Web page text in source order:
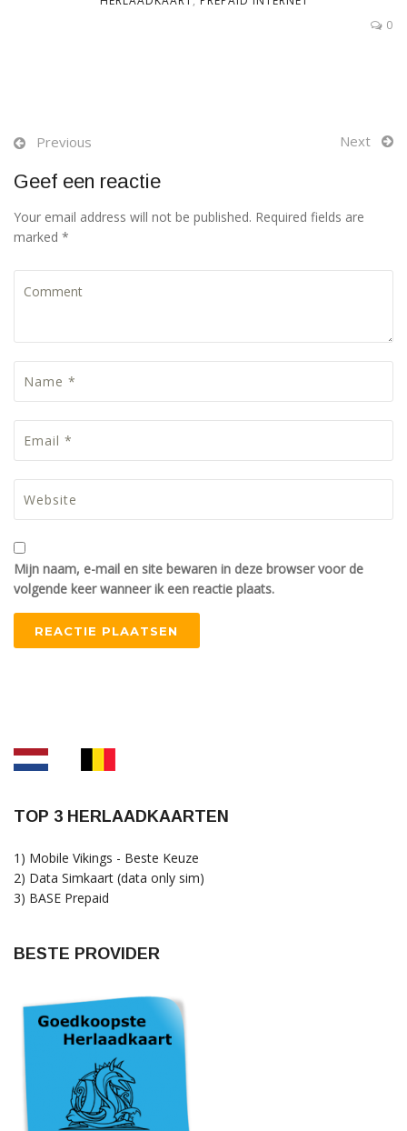
0
Previous Next
Geef een reactie
Your email address will not be published. Required fields are
marked *
Mijn naam, e-mail en site bewaren in deze browser voor de
volgende keer wanneer ik een reactie plaats.
TOP 3 HERLAADKAARTEN
1) Mobile Vikings - Beste Keuze
2) Data Simkaart (data only sim)
3) BASE Prepaid
BESTE PROVIDER